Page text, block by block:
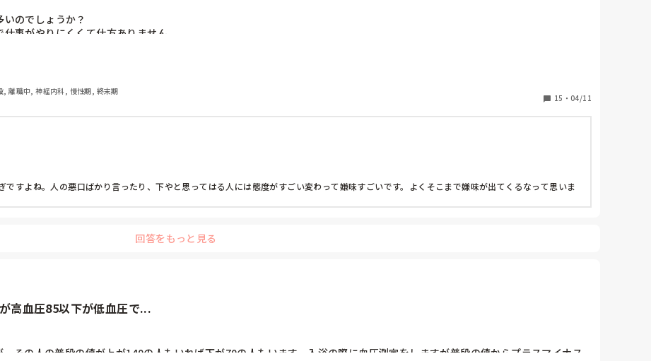
のでしょうか？
事がやりにくくて仕方ありません。
離職中, 神経内科, 慢性期, 終末期
15 ・ 04/11
すよね。人の悪口ばかり言ったり、下やと思ってはる人には態度がすごい変わって嫌味すごいです。よくそこまで嫌味が出てくるなって思いま
回答をもっと見る
高血圧85以下が低血圧で...
その人の普段の値が上が140の人もいれば下が70の人もいます。入浴の際に血圧測定をしますが普段の値からプラスマイナス